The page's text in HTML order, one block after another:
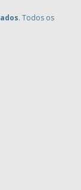
. Todos os